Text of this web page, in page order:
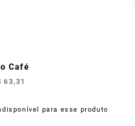
Café
63,31
para esse produto